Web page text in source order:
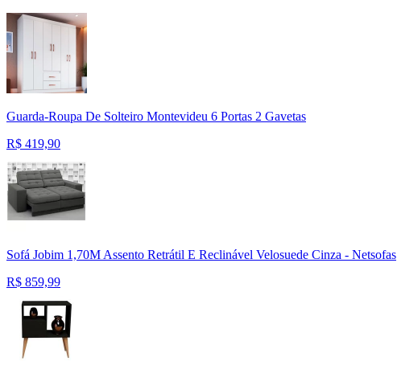
Guarda-Roupa De Solteiro Montevideu 6 Portas 2 Gavetas
R$ 419,90
Sofá Jobim 1,70M Assento Retrátil E Reclinável Velosuede Cinza - Netsofas
R$ 859,99